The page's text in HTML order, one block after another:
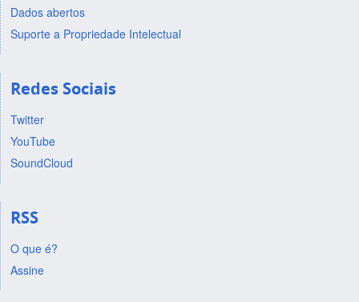
Dados abertos
Suporte a Propriedade Intelectual
Redes Sociais
Twitter
YouTube
SoundCloud
RSS
O que é?
Assine